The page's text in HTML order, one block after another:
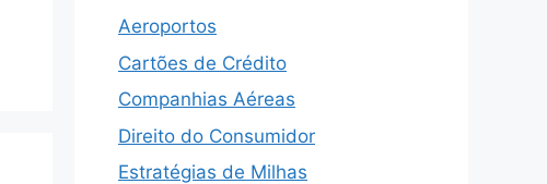
Aeroportos
Cartões de Crédito
Companhias Aéreas
Direito do Consumidor
Estratégias de Milhas